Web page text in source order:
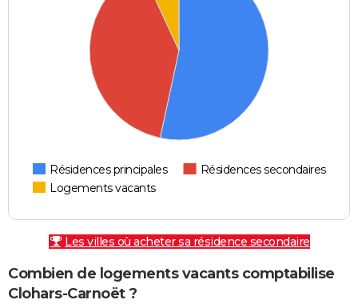
Résidences principales
Résidences secondaires
Logements vacants
Les villes où acheter sa résidence secondaire
Combien de logements vacants comptabilise
Clohars-Carnoët ?